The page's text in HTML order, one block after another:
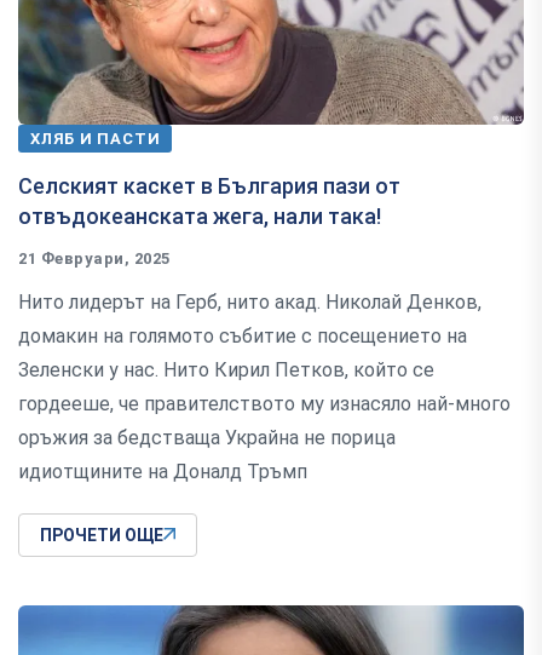
ХЛЯБ И ПАСТИ
Селският каскет в България пази от
отвъдокеанската жега, нали така!
21 Февруари, 2025
Нито лидерът на Герб, нито акад. Николай Денков,
домакин на голямото събитие с посещението на
Зеленски у нас. Нито Кирил Петков, който се
гордееше, че правителството му изнасяло най-много
оръжия за бедстваща Украйна не порица
идиотщините на Доналд Тръмп
ПРОЧЕТИ ОЩЕ